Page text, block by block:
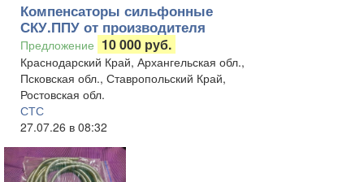
Компенсаторы сильфонные
СКУ.ППУ от производителя
Предложение 10 000 руб.
Краснодарский Край, Архангельская обл.,
Псковская обл., Ставропольский Край,
Ростовская обл.
СТС
27.07.26 в 08:32